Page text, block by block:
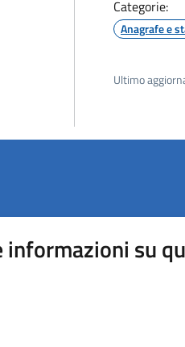
Categorie:
Anagrafe e
Ultimo
informazioni su